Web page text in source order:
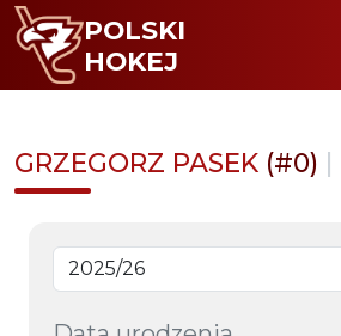
POLSKI
HOKEJ
GRZEGORZ PASEK (#0) |